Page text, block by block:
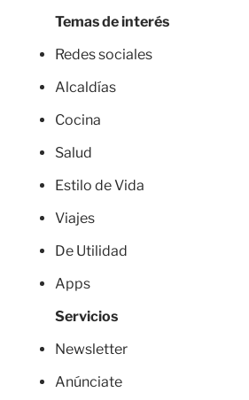
Temas de interés
Redes sociales
Alcaldías
Cocina
Salud
Estilo de Vida
Viajes
De Utilidad
Apps
Servicios
Newsletter
Anúnciate